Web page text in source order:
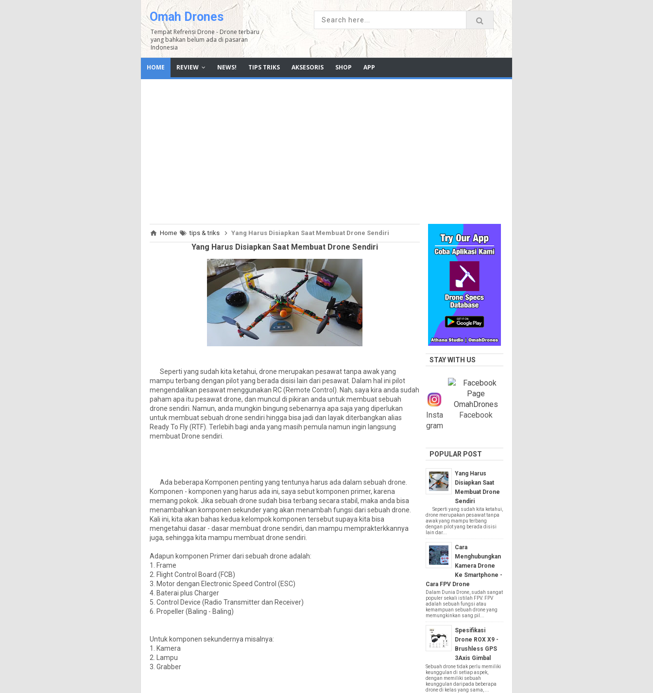
Omah Drones
Tempat Refrensi Drone - Drone terbaru
yang bahkan belum ada di pasaran
Indonesia
HOME REVIEW NEWS! TIPS TRIKS AKSESORIS SHOP APP
Home tips & triks Yang Harus Disiapkan Saat Membuat Drone Sendiri
Yang Harus Disiapkan Saat Membuat Drone Sendiri
Seperti yang sudah kita ketahui, drone merupakan pesawat tanpa awak yang
mampu terbang dengan pilot yang berada disisi lain dari pesawat. Dalam hal ini pilot
mengendalikan pesawat menggunakan RC (Remote Control). Nah, saya kira anda sudah
paham apa itu pesawat drone, dan muncul di pikiran anda untuk membuat sebuah
drone sendiri. Namun, anda mungkin bingung sebenarnya apa saja yang diperlukan
untuk membuat sebuah drone sendiri hingga bisa jadi dan layak diterbangkan alias
Ready To Fly (RTF). Terlebih bagi anda yang masih pemula namun ingin langsung
membuat Drone sendiri.
Ada beberapa Komponen penting yang tentunya harus ada dalam sebuah drone.
Komponen - komponen yang harus ada ini, saya sebut komponen primer, karena
memang pokok. Jika sebuah drone sudah bisa terbang secara stabil, maka anda bisa
menambahkan komponen sekunder yang akan menambah fungsi dari sebuah drone.
Kali ini, kita akan bahas kedua kelompok komponen tersebut supaya kita bisa
mengetahui dasar - dasar membuat drone sendiri, dan mampu memprakterkkannya
juga, sehingga kita mampu membuat drone sendiri.
Adapun komponen Primer dari sebuah drone adalah:
1. Frame
2. Flight Control Board (FCB)
3. Motor dengan Electronic Speed Control (ESC)
4. Baterai plus Charger
5. Control Device (Radio Transmitter dan Receiver)
6. Propeller (Baling - Baling)
Untuk komponen sekundernya misalnya:
1. Kamera
2. Lampu
3. Grabber
STAY WITH US
Insta
gram
Facebook
POPULAR POST
Yang Harus
Disiapkan Saat
Membuat Drone
Sendiri
Seperti yang sudah kita ketahui,
drone merupakan pesawat tanpa
awak yang mampu terbang
dengan pilot yang berada disisi
lain dar...
Cara
Menghubungkan
Kamera Drone
Ke Smartphone -
Cara FPV Drone
Dalam Dunia Drone, sudah sangat
populer sekali istilah FPV. FPV
adalah sebuah fungsi atau
kemampuan sebuah drone yang
memungkinkan sang pil...
Spesifikasi
Drone ROX X9 -
Brushless GPS
3Axis Gimbal
Sebuah drone tidak perlu memiliki
keunggulan di setiap aspek,
dengan memiliki sebuah
keunggulan daripada beberapa
drone di kelas yang sama, ...